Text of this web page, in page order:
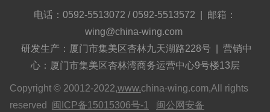
电话：0592-5513072 / 0592-5513572 | 邮箱：
wing@china-wing.com
研发生产：厦门市集美区杏林九天湖路228号 | 营销中
心：厦门市集美区杏林湾商务运营中心9号楼13层
Copyright © 20012-2022,www.china-wing.com,All rights
reserved 闽ICP备15015306号-1 闽公网安备